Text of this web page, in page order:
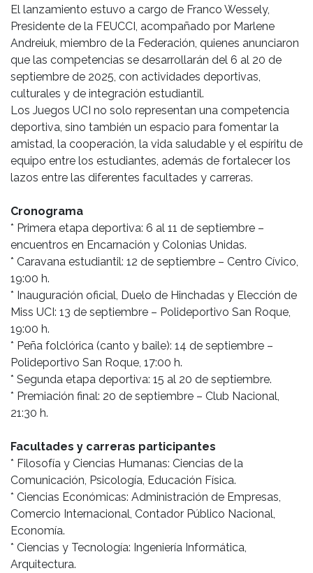
El lanzamiento estuvo a cargo de Franco Wessely,
Presidente de la FEUCCI, acompañado por Marlene
Andreiuk, miembro de la Federación, quienes anunciaron
que las competencias se desarrollarán del 6 al 20 de
septiembre de 2025, con actividades deportivas,
culturales y de integración estudiantil.
Los Juegos UCI no solo representan una competencia
deportiva, sino también un espacio para fomentar la
amistad, la cooperación, la vida saludable y el espíritu de
equipo entre los estudiantes, además de fortalecer los
lazos entre las diferentes facultades y carreras.
Cronograma
* Primera etapa deportiva: 6 al 11 de septiembre –
encuentros en Encarnación y Colonias Unidas.
* Caravana estudiantil: 12 de septiembre – Centro Cívico,
19:00 h.
* Inauguración oficial, Duelo de Hinchadas y Elección de
Miss UCI: 13 de septiembre – Polideportivo San Roque,
19:00 h.
* Peña folclórica (canto y baile): 14 de septiembre –
Polideportivo San Roque, 17:00 h.
* Segunda etapa deportiva: 15 al 20 de septiembre.
* Premiación final: 20 de septiembre – Club Nacional,
21:30 h.
Facultades y carreras participantes
* Filosofía y Ciencias Humanas: Ciencias de la
Comunicación, Psicología, Educación Física.
* Ciencias Económicas: Administración de Empresas,
Comercio Internacional, Contador Público Nacional,
Economía.
* Ciencias y Tecnología: Ingeniería Informática,
Arquitectura.